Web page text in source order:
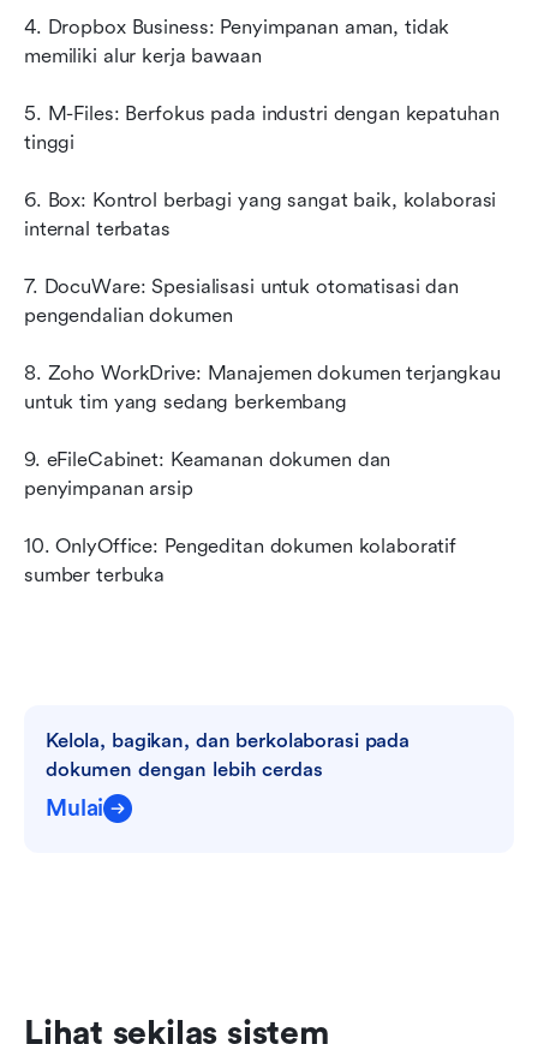
4. Dropbox Business: Penyimpanan aman, tidak
memiliki alur kerja bawaan
5. M-Files: Berfokus pada industri dengan kepatuhan
tinggi
6. Box: Kontrol berbagi yang sangat baik, kolaborasi
internal terbatas
7. DocuWare: Spesialisasi untuk otomatisasi dan
pengendalian dokumen
8. Zoho WorkDrive: Manajemen dokumen terjangkau
untuk tim yang sedang berkembang
9. eFileCabinet: Keamanan dokumen dan
penyimpanan arsip
10. OnlyOffice: Pengeditan dokumen kolaboratif
sumber terbuka
Kelola, bagikan, dan berkolaborasi pada
dokumen dengan lebih cerdas
Mulai
Lihat sekilas sistem